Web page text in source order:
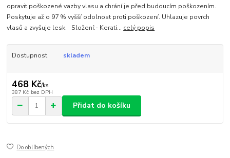
opravit poškozené vazby vlasu a chrání je před budoucím poškozením.
Poskytuje až o 97 % vyšší odolnost proti poškození. Uhlazuje povrch
vlasů a zvyšuje lesk. Složení:- Kerati... celý popis
Dostupnost skladem
468 Kč/ks
387 Kč bez DPH
Přidat do košíku
Do oblíbených